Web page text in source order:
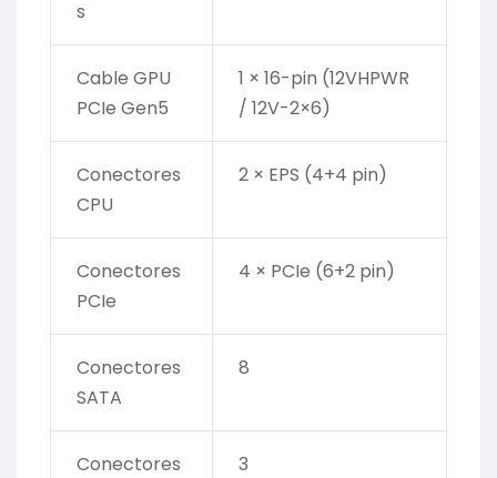
s
Cable GPU
PCIe Gen5
1 × 16-pin (12VHPWR
/ 12V-2×6)
Conectores
CPU
2 × EPS (4+4 pin)
Conectores
PCIe
4 × PCIe (6+2 pin)
Conectores
SATA
8
Conectores
3